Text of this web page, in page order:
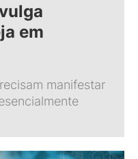
em
manifestar